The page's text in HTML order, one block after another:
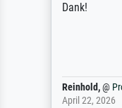
Dank!
Reinhold,@
April 22, 2026